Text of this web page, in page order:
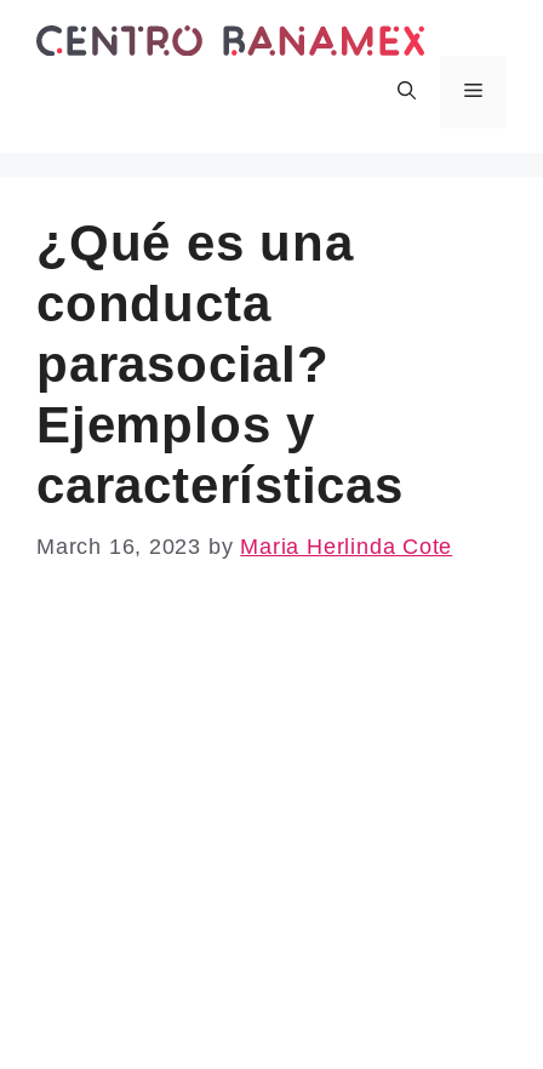
Menu
¿Qué es una
conducta
parasocial?
Ejemplos y
características
March 16, 2023 by Maria Herlinda Cote